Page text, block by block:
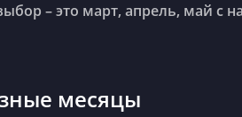
– это март, апрель, май с
месяцы